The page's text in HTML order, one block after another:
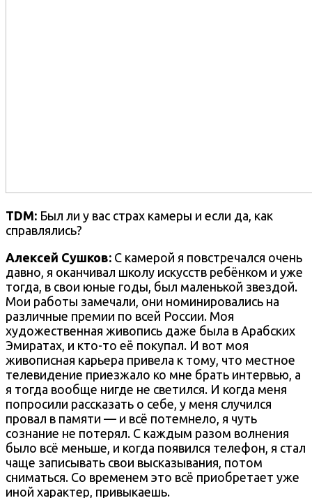
TDM: Был ли у вас страх камеры и если да, как
справлялись?
Алексей Сушков: С камерой я повстречался очень
давно, я оканчивал школу искусств ребёнком и уже
тогда, в свои юные годы, был маленькой звездой.
Мои работы замечали, они номинировались на
различные премии по всей России. Моя
художественная живопись даже была в Арабских
Эмиратах, и кто-то её покупал. И вот моя
живописная карьера привела к тому, что местное
телевидение приезжало ко мне брать интервью, а
я тогда вообще нигде не светился. И когда меня
попросили рассказать о себе, у меня случился
провал в памяти — и всё потемнело, я чуть
сознание не потерял. С каждым разом волнения
было всё меньше, и когда появился телефон, я стал
чаще записывать свои высказывания, потом
сниматься. Со временем это всё приобретает уже
иной характер, привыкаешь.